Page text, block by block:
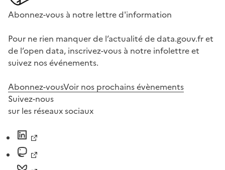
Abonnez-vous à notre lettre d'information
Pour ne rien manquer de l’actualité de data.gouv.fr et
de l’open data, inscrivez-vous à notre infolettre et
suivez nos événements.
Abonnez-vousVoir nos prochains évènements
Suivez-nous
sur les réseaux sociaux